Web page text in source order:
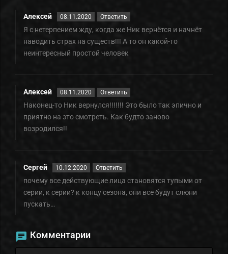
Алексей 08.11.2020 Ответить
Я с нетерпением жду, когда же Ник вернëтся и начнëт
наводить страх на существ!!! А то он какой-то
неинтересный простой человек
Алексей 08.11.2020 Ответить
Наконец-то Ник вернулся!!!!!!! Это было так эпично и
приятно на это смотреть. Как будто заново
возродился!!
Сергей 10.12.2020 Ответить
почему все действующие лица становятся тупыми от
серии, к серии? к концу сезона, они все будут слюни
пускать…
Комментарии